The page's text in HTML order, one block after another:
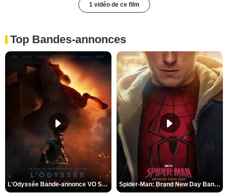
1 vidéo de ce film
Top Bandes-annonces
L'Odyssée Bande-annonce VO STFR Spider-Man: Brand New Day Bande-annonce VO STFR